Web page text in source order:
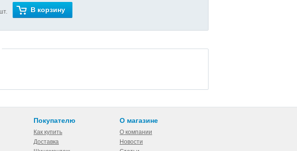
В корзину
Покупателю
Как купить
Доставка
О магазине
О компании
Новости